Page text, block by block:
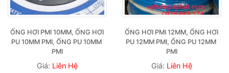
ỐNG HƠI PMI 10MM, ỐNG HƠI
PU 10MM PMI, ỐNG PU 10MM
PMI
Giá: Liên Hệ
ỐNG HƠI PMI 12MM, ỐNG HƠI
PU 12MM PMI, ỐNG PU 12MM
PMI
Giá: Liên Hệ